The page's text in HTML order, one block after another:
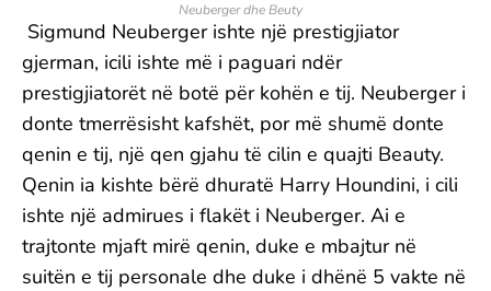
Neuberger dhe Beuty
Sigmund Neuberger ishte një prestigjiator
gjerman, icili ishte më i paguari ndër
prestigjiatorët në botë për kohën e tij. Neuberger i
donte tmerrësisht kafshët, por më shumë donte
qenin e tij, një qen gjahu të cilin e quajti Beauty.
Qenin ia kishte bërë dhuratë Harry Houndini, i cili
ishte një admirues i flakët i Neuberger. Ai e
trajtonte mjaft mirë qenin, duke e mbajtur në
suitën e tij personale dhe duke i dhënë 5 vakte në